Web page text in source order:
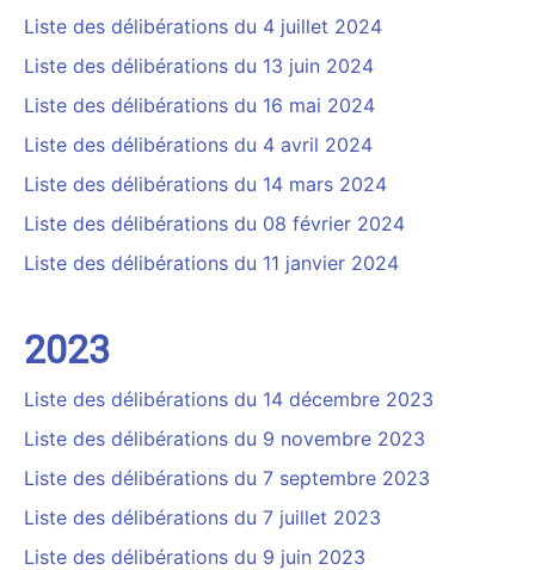
Liste des délibérations du 4 juillet 2024
Liste des délibérations du 13 juin 2024
Liste des délibérations du 16 mai 2024
Liste des délibérations du 4 avril 2024
Liste des délibérations du 14 mars 2024
Liste des délibérations du 08 février 2024
Liste des délibérations du 11 janvier 2024
2023
Liste des délibérations du 14 décembre 2023
Liste des délibérations du 9 novembre 2023
Liste des délibérations du 7 septembre 2023
Liste des délibérations du 7 juillet 2023
Liste des délibérations du 9 juin 2023